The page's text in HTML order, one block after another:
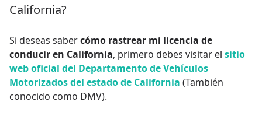
California?
Si deseas sabercómo rastrear mi licencia de
conducir en California, primero debes visitar el sitio
web oficial del Departamento de Vehículos
Motorizados del estado de California (También
conocido como DMV).